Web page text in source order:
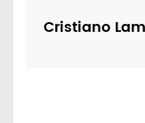
Cristiano